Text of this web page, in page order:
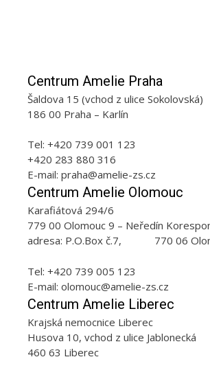
Centrum Amelie Praha
Šaldova 15 (vchod z ulice Sokolovská)
186 00 Praha – Karlín
Tel: +420 739 001 123
+420 283 880 316
E-mail: praha@amelie-zs.cz
Centrum Amelie Olomouc
Karafiátová 294/6
779 00 Olomouc 9 – Neředín
adresa: P.O.Box č.7, 770 06
Tel: +420 739 005 123
E-mail: olomouc@amelie-zs.cz
Centrum Amelie Liberec
Krajská nemocnice Liberec
Husova 10, vchod z ulice Jablonecká
460 63 Liberec